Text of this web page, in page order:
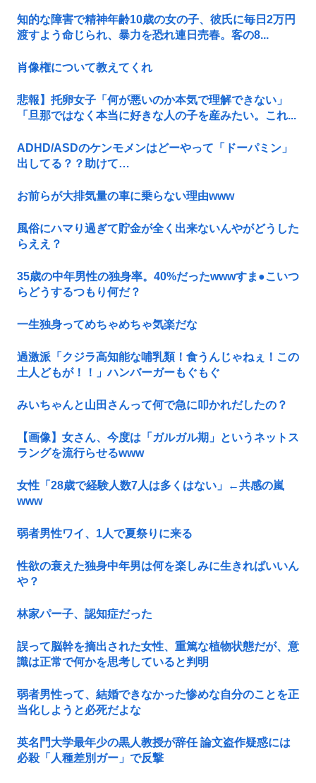
知的な障害で精神年齢10歳の女の子、彼氏に毎日2万円
渡すよう命じられ、暴力を恐れ連日売春。客の8...
肖像権について教えてくれ
悲報】托卵女子「何が悪いのか本気で理解できない」
「旦那ではなく本当に好きな人の子を産みたい。これ...
ADHD/ASDのケンモメンはどーやって「ドーパミン」
出してる？？助けて…
お前らが大排気量の車に乗らない理由www
風俗にハマり過ぎて貯金が全く出来ないんやがどうした
らええ？
35歳の中年男性の独身率。40%だったwwwすま●こいつ
らどうするつもり何だ？
一生独身ってめちゃめちゃ気楽だな
過激派「クジラ高知能な哺乳類！食うんじゃねぇ！この
土人どもが！！」ハンバーガーもぐもぐ
みいちゃんと山田さんって何で急に叩かれだしたの？
【画像】女さん、今度は「ガルガル期」というネットス
ラングを流行らせるwww
女性「28歳で経験人数7人は多くはない」←共感の嵐
www
弱者男性ワイ、1人で夏祭りに来る
性欲の衰えた独身中年男は何を楽しみに生きればいいん
や？
林家パー子、認知症だった
誤って脳幹を摘出された女性、重篤な植物状態だが、意
識は正常で何かを思考していると判明
弱者男性って、結婚できなかった惨めな自分のことを正
当化しようと必死だよな
英名門大学最年少の黒人教授が辞任 論文盗作疑惑には
必殺「人種差別ガー」で反撃